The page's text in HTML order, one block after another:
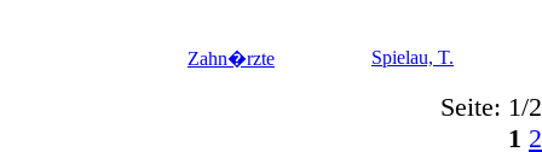
Zahn�rzte Spielau, T.
Seite: 1/2
1 2